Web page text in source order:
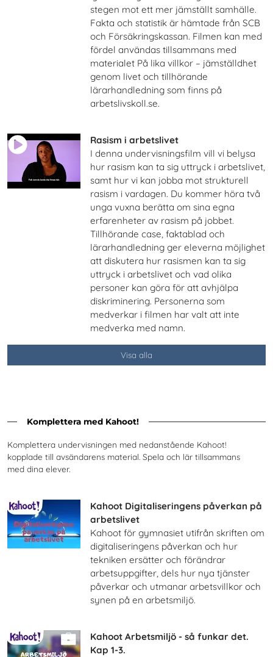
stegen mot ett mer jämställt samhälle.
Fakta och statistik är hämtade från SCB
och Försäkringskassan. Filmen kan med
fördel användas tillsammans med
materialet På lika villkor – jämställdhet
genom livet och tillhörande
lärarhandledning som finns på
arbetslivskoll.se.
Rasism i arbetslivet
I denna undervisningsfilm vill vi belysa
hur rasism kan ta sig uttryck i arbetslivet,
samt hur vi kan jobba mot strukturell
rasism i vardagen. Du kommer höra två
unga vuxna berätta om sina egna
erfarenheter av rasism på jobbet.
Tillhörande case, faktablad och
lärarhandledning ger eleverna möjlighet
att diskutera hur rasismen kan ta sig
uttryck i arbetslivet och vad olika
personer kan göra för att avhjälpa
diskriminering. Personerna som
medverkar i filmen har valt att inte
medverka med namn.
Visa alla
Komplettera med Kahoot!
Komplettera undervisningen med nedanstående Kahoot!
kopplade till avsändarens material. Spela och lär tillsammans
med dina elever.
Kahoot Digitaliseringens påverkan på
arbetslivet
Kahoot för gymnasiet utifrån skriften om
digitaliseringens påverkan och hur
tekniken ersätter och förändrar
arbetsuppgifter, dels hur nya tjänster
påverkar och utmanar arbetsvillkor och
synen på en arbetsmiljö.
Kahoot Arbetsmiljö - så funkar det.
Kap 1-3.